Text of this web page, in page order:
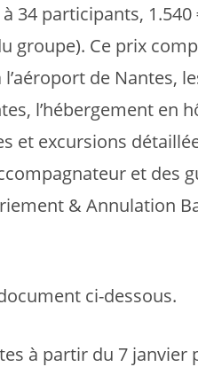
34 participants,
groupe). Ce prix
de Nantes,
l’hébergement en
et excursions
et des
& Annulation
ci-dessous.
à partir du 7 janvier